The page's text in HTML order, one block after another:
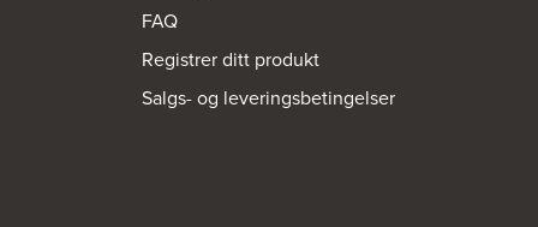
FAQ
Registrer ditt produkt
Salgs- og leveringsbetingelser